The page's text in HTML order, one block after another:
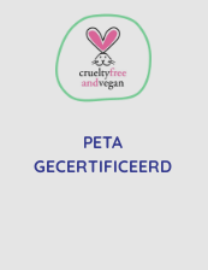
PETA
GECERTIFICEERD